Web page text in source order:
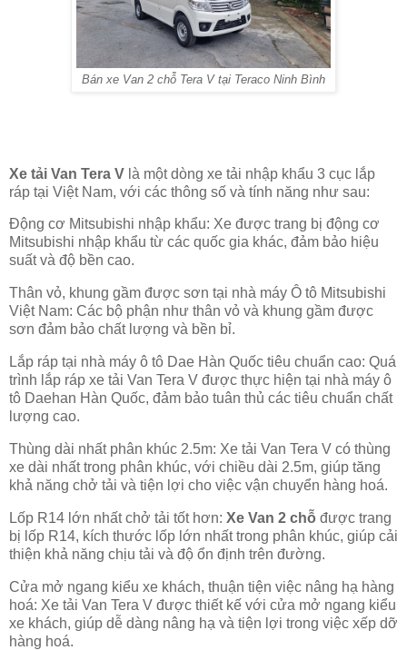
Bán xe Van 2 chỗ Tera V tại Teraco Ninh Bình
Xe tải Van Tera V là một dòng xe tải nhập khẩu 3 cục lắp
ráp tại Việt Nam, với các thông số và tính năng như sau:
Động cơ Mitsubishi nhập khẩu: Xe được trang bị động cơ
Mitsubishi nhập khẩu từ các quốc gia khác, đảm bảo hiệu
suất và độ bền cao.
Thân vỏ, khung gầm được sơn tại nhà máy Ô tô Mitsubishi
Việt Nam: Các bộ phận như thân vỏ và khung gầm được
sơn đảm bảo chất lượng và bền bỉ.
Lắp ráp tại nhà máy ô tô Dae Hàn Quốc tiêu chuẩn cao: Quá
trình lắp ráp xe tải Van Tera V được thực hiện tại nhà máy ô
tô Daehan Hàn Quốc, đảm bảo tuân thủ các tiêu chuẩn chất
lượng cao.
Thùng dài nhất phân khúc 2.5m: Xe tải Van Tera V có thùng
xe dài nhất trong phân khúc, với chiều dài 2.5m, giúp tăng
khả năng chở tải và tiện lợi cho việc vận chuyển hàng hoá.
Lốp R14 lớn nhất chở tải tốt hơn: Xe Van 2 chỗ được trang
bị lốp R14, kích thước lốp lớn nhất trong phân khúc, giúp cải
thiện khả năng chịu tải và độ ổn định trên đường.
Cửa mở ngang kiểu xe khách, thuận tiện việc nâng hạ hàng
hoá: Xe tải Van Tera V được thiết kế với cửa mở ngang kiểu
xe khách, giúp dễ dàng nâng hạ và tiện lợi trong việc xếp dỡ
hàng hoá.